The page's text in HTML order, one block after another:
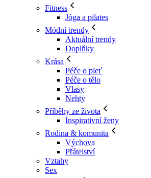
Fitness
Jóga a pilates
Módní trendy
Aktuální trendy
Doplňky
Krása
Péče o pleť
Péče o tělo
Vlasy
Nehty
Příběhy ze života
Inspirativní ženy
Rodina & komunita
Výchova
Přátelství
Vztahy
Sex